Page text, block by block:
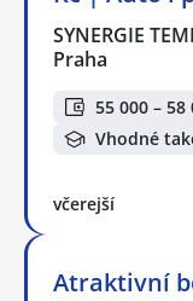
SYNERGIE
Praha
55 000 – 58
Vhodné
včerejší
Atraktivní